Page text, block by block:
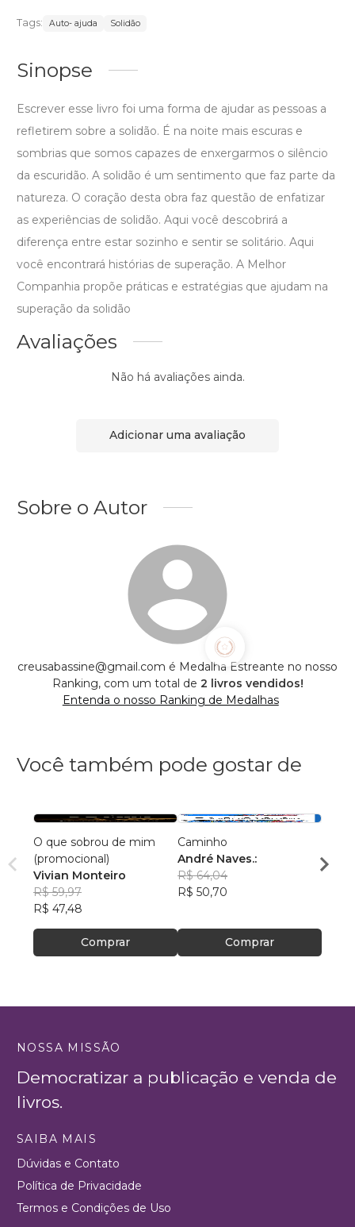
Tags: Auto- ajuda Solidão
Sinopse
Escrever esse livro foi uma forma de ajudar as pessoas a
refletirem sobre a solidão. É na noite mais escuras e
sombrias que somos capazes de enxergarmos o silêncio
da escuridão. A solidão é um sentimento que faz parte da
natureza. O coração desta obra faz questão de enfatizar
as experiências de solidão. Aqui você descobrirá a
diferença entre estar sozinho e sentir se solitário. Aqui
você encontrará histórias de superação. A Melhor
Companhia propõe práticas e estratégias que ajudam na
superação da solidão
Avaliações
Não há avaliações ainda.
Adicionar uma avaliação
Sobre o Autor
creusabassine@gmail.com é Medalha Estreante no nosso
Ranking, com um total de 2 livros vendidos!
Entenda o nosso Ranking de Medalhas
Você também pode gostar de
O que sobrou de mim
(promocional)
Vivian Monteiro
R$ 59,97
R$ 47,48
Comprar
Caminho
André Naves.:
R$ 64,04
R$ 50,70
Comprar
R$
NOSSA MISSÃO
Democratizar a publicação e venda de
livros.
SAIBA MAIS
Dúvidas e Contato
Política de Privacidade
Termos e Condições de Uso